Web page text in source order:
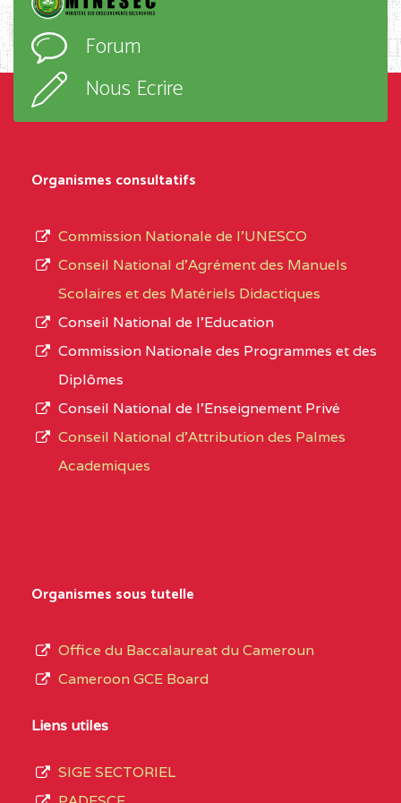
D'ENSEIGNEMENT
PROFESSIONNEL
(CEGEP) STE FOI BP
:4740 YAOUNDE
CENTRE
COLLEGE PANAFRICAIN
DE L'EXCELLENCE BP
CENTRE
COLLEGE PRIVE
CENTRE
COLLEGE PRIVE LAIC
SAINT MICHEL
CENTRE
l’ordre
d’enseignement,
type
L’offre
d’éducation
de
du
de
Forum
Nous Ecrire
Organismes consultatifs
Commission Nationale de l’UNESCO
Conseil National d’Agrément des Manuels
Scolaires et des Matériels Didactiques
Conseil National de l’Education
Commission Nationale des Programmes et des
Diplômes
Conseil National de l’Enseignement Privé
Conseil National d'Attribution des Palmes
Academiques
Organismes sous tutelle
Office du Baccalaureat du Cameroun
Cameroon GCE Board
Liens utiles
SIGE SECTORIEL